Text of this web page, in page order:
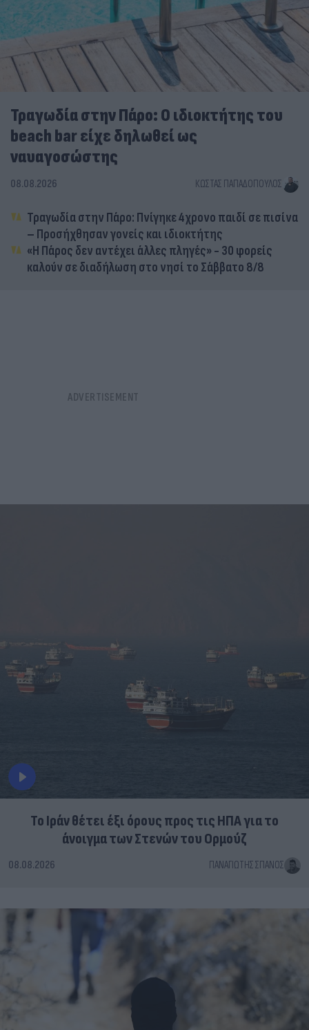
Τραγωδία στην Πάρο: Ο ιδιοκτήτης του
beach bar είχε δηλωθεί ως
ναυαγοσώστης
08.08.2026 ΚΏΣΤΑΣ ΠΑΠΑΔΌΠΟΥΛΟΣ
Τραγωδία στην Πάρο: Πνίγηκε 4χρονο παιδί σε πισίνα
– Προσήχθησαν γονείς και ιδιοκτήτης
«Η Πάρος δεν αντέχει άλλες πληγές» - 30 φορείς
καλούν σε διαδήλωση στο νησί το Σάββατο 8/8
Το Ιράν θέτει έξι όρους προς τις ΗΠΑ για το
άνοιγμα των Στενών του Ορμούζ
08.08.2026 ΠΑΝΑΓΙΏΤΗΣ ΣΠΑΝΌΣ